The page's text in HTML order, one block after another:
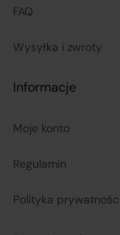
FAQ
Wysyłka i zwroty
Informacje
Moje konto
Regulamin
Polityka prywatności
zwrotu ceny i
Sprzedawcy
są
sprzedaży, w
Platformie;